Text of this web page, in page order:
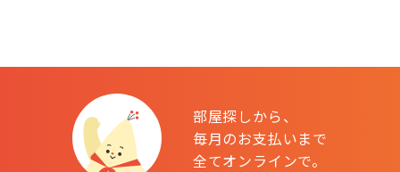
部屋探しから、
毎月のお支払いまで
全てオンラインで。